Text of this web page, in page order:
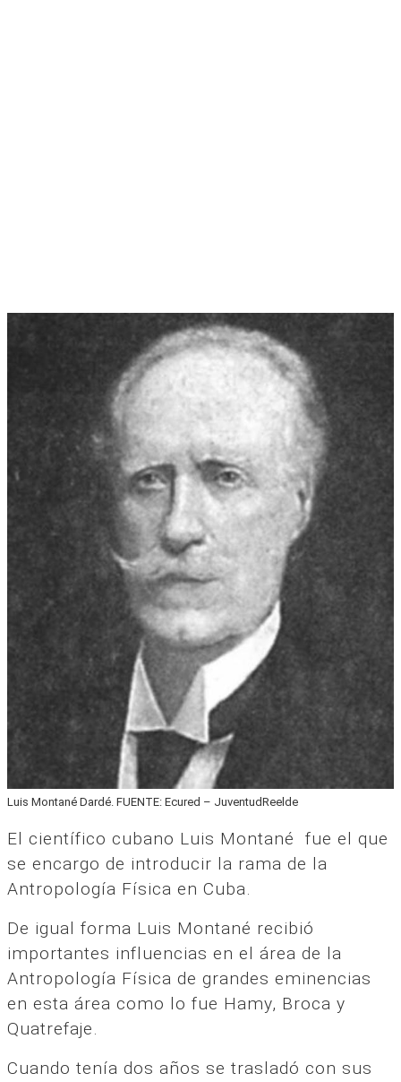
Luis Montané Dardé. FUENTE: Ecured – JuventudReelde
El científico cubano Luis Montané fue el que
se encargo de introducir la rama de la
Antropología Física en Cuba.
De igual forma Luis Montané recibió
importantes influencias en el área de la
Antropología Física de grandes eminencias
en esta área como lo fue Hamy, Broca y
Quatrefaje.
Cuando tenía dos años se trasladó con sus